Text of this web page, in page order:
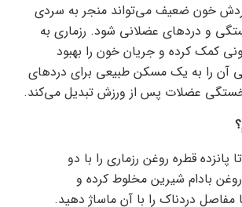
خون ضعیف می‌تواند منجر به سردی
و دردهای عضلانی شود. رزماری به
کمک کرده و جریان خون را بهبود
آن را به یک مسکن طبیعی برای دردهای
خستگی عضلات پس از ورزش تبدیل می‌کند.
پانزده قطره روغن رزماری را با دو
بادام شیرین مخلوط کرده و
دردناک را با آن ماساژ دهید.